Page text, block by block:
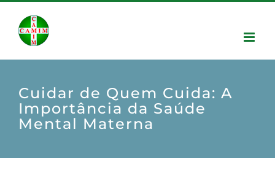
Cuidar de Quem Cuida: A
Importância da Saúde
Mental Materna